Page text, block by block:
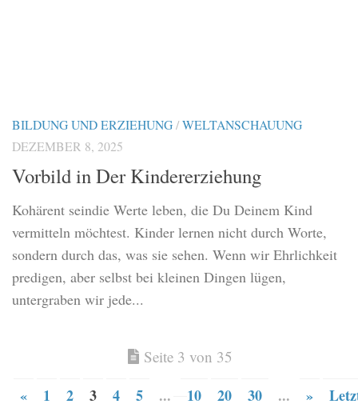
BILDUNG UND ERZIEHUNG/WELTANSCHAUUNG
DEZEMBER 8, 2025
Vorbild in Der Kindererziehung
Kohärent seindie Werte leben, die Du Deinem Kind
vermitteln möchtest. Kinder lernen nicht durch Worte,
sondern durch das, was sie sehen. Wenn wir Ehrlichkeit
predigen, aber selbst bei kleinen Dingen lügen,
untergraben wir jede...
Seite 3 von 35
« 1 2 3 4 5 ... 10 20 30 ... »